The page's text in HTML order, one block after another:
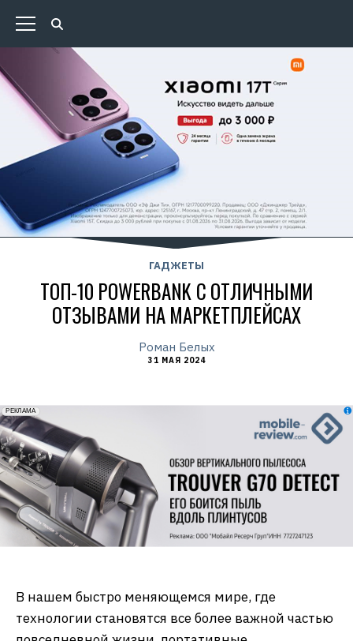
ГАДЖЕТЫ
ТОП-10 POWERBANK С ОТЛИЧНЫМИ
ОТЗЫВАМИ НА МАРКЕТПЛЕЙСАХ
Роман Белых
31 МАЯ 2024
erid: 2VfnxxmNzs5
РЕКЛАМА
В нашем быстро меняющемся мире, где
технологии становятся все более важной частью